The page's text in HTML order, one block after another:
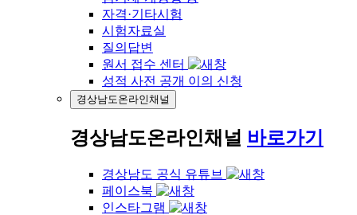
자격·기타시험
시험자료실
질의답변
원서 접수 센터
성적 사전 공개 이의 신청
경상남도온라인채널
경상남도온라인채널 바로가기
경상남도 공식 유튜브
페이스북
인스타그램